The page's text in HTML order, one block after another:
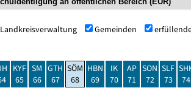
Landkreisverwaltung Gemeinden
KYF
65
SM
66
GTH
67
SÖM
68
HBN
69
IK
70
AP
71
SON
72
SLF
73
74